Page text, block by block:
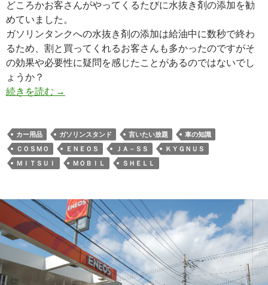
どころかお客さんがやってくるたびに水抜き剤の添加を勧
めていました。
ガソリンタンクへの水抜き剤の添加は給油中に数秒で終わ
るため、割と買ってくれるお客さんも多かったのですがそ
の効果や必要性に疑問を感じたことがあるのではないでし
ょうか？
続きを読む →
カー用品 ガソリンスタンド 言いたい放題
車の知識
ＣＯＳＭＯ
ＥＮＥＯＳ ＪＡ－ＳＳ
ＫＹＧＮＵＳ
ＭＩＴＳＵＩ
ＭＯＢＩＬ ＳＨＥＬＬ